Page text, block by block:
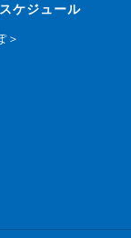
ケジュール
＞